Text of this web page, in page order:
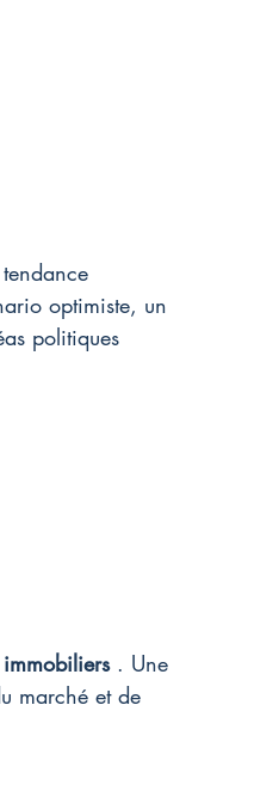
optimiste, un
politiques
. Une
marché et de